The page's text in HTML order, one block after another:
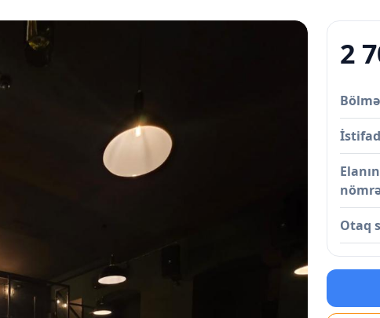
2
Bölmə
Elanın
Otaq